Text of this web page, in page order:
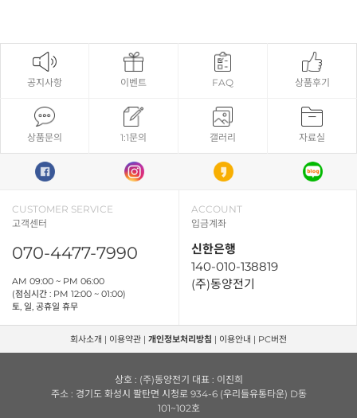
공지사항 이벤트 FAQ 상품후기
상품문의 1:1문의 갤러리 자료실
CUSTOMER SERVICE
고객센터
070-4477-7990
AM 09:00 ~ PM 06:00
(점심시간 : PM 12:00 ~ 01:00)
토, 일, 공휴일 휴무
ACCOUNT
입금계좌
신한은행
140-010-138819
(주)동양전기
회사소개 | 이용약관 | 개인정보처리방침 | 이용안내 | PC버전
상호 : (주)동양전기 대표 : 이진희
주소 : 경기도 화성시 팔탄면 시청로 934-6 (우리들유통타운) D동
101~102호